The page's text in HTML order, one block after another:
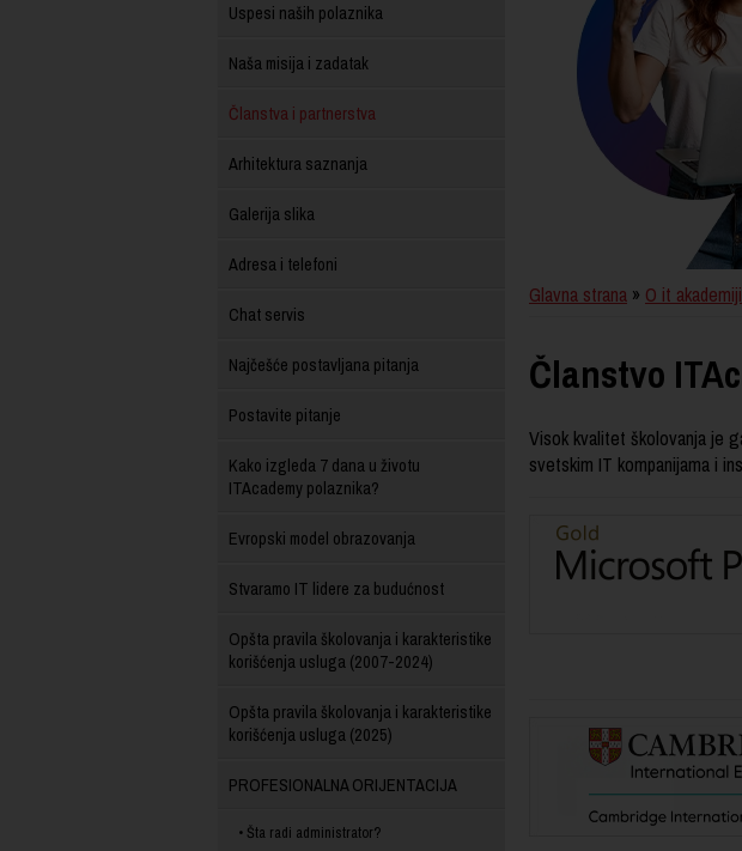
Glavna strana » O it akademiji
Članstvo
Visok kvalitet školovanja je
svetskim IT kompanijama i
Uspesi naših polaznika
Naša misija i zadatak
Članstva i partnerstva
Arhitektura saznanja
Galerija slika
Adresa i telefoni
Chat servis
Najčešće postavljana pitanja
Postavite pitanje
Kako izgleda 7 dana u životu
ITAcademy polaznika?
Evropski model obrazovanja
Stvaramo IT lidere za budućnost
Opšta pravila školovanja i karakteristike
korišćenja usluga (2007-2024)
Opšta pravila školovanja i karakteristike
korišćenja usluga (2025)
PROFESIONALNA ORIJENTACIJA
Šta radi administrator?